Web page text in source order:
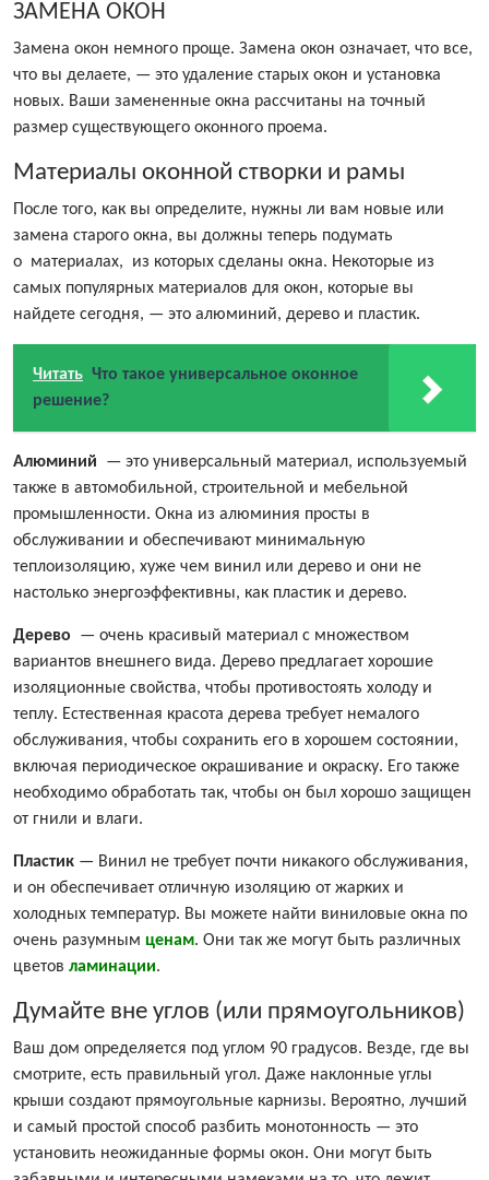
ЗАМЕНА ОКОН
Замена окон немного проще. Замена окон означает, что все,
что вы делаете, — это удаление старых окон и установка
новых. Ваши замененные окна рассчитаны на точный
размер существующего оконного проема.
Материалы оконной створки и рамы
После того, как вы определите, нужны ли вам новые или
замена старого окна, вы должны теперь подумать
о материалах, из которых сделаны окна. Некоторые из
самых популярных материалов для окон, которые вы
найдете сегодня, — это алюминий, дерево и пластик.
Читать Что такое универсальное оконное
решение?
Алюминий
— это универсальный материал, используемый
также в автомобильной, строительной и мебельной
промышленности. Окна из алюминия просты в
обслуживании и обеспечивают минимальную
теплоизоляцию, хуже чем винил или дерево и они не
настолько энергоэффективны, как пластик и дерево.
Дерево
— очень красивый материал с множеством
вариантов внешнего вида. Дерево предлагает хорошие
изоляционные свойства, чтобы противостоять холоду и
теплу. Естественная красота дерева требует немалого
обслуживания, чтобы сохранить его в хорошем состоянии,
включая периодическое окрашивание и окраску. Его также
необходимо обработать так, чтобы он был хорошо защищен
от гнили и влаги.
Пластик — Винил не требует почти никакого обслуживания,
и он обеспечивает отличную изоляцию от жарких и
холодных температур. Вы можете найти виниловые окна по
очень разумным ценам. Они так же могут быть различных
цветов ламинации.
Думайте вне углов (или прямоугольников)
Ваш дом определяется под углом 90 градусов. Везде, где вы
смотрите, есть правильный угол. Даже наклонные углы
крыши создают прямоугольные карнизы. Вероятно, лучший
и самый простой способ разбить монотонность — это
установить неожиданные формы окон. Они могут быть